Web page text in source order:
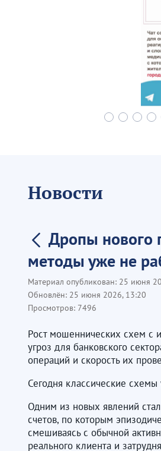
Новости
Дропы нового
методы уже не
Материал опубликован: 25 июня
Обновлён: 25 июня 2026, 13:20
Просмотров: 7496
Рост мошеннических схем с
угроз для банковского
операций и скорость их
Сегодня классические
Одним из новых явлений
счетов, по которым
смешиваясь с обычной
реального клиента и